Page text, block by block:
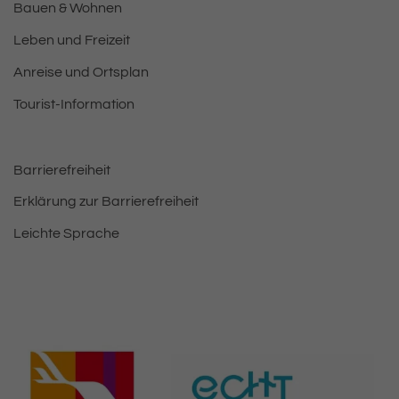
Bauen & Wohnen
Leben und Freizeit
Anreise und Ortsplan
Tourist-Information
Barrierefreiheit
Erklärung zur Barrierefreiheit
Leichte Sprache